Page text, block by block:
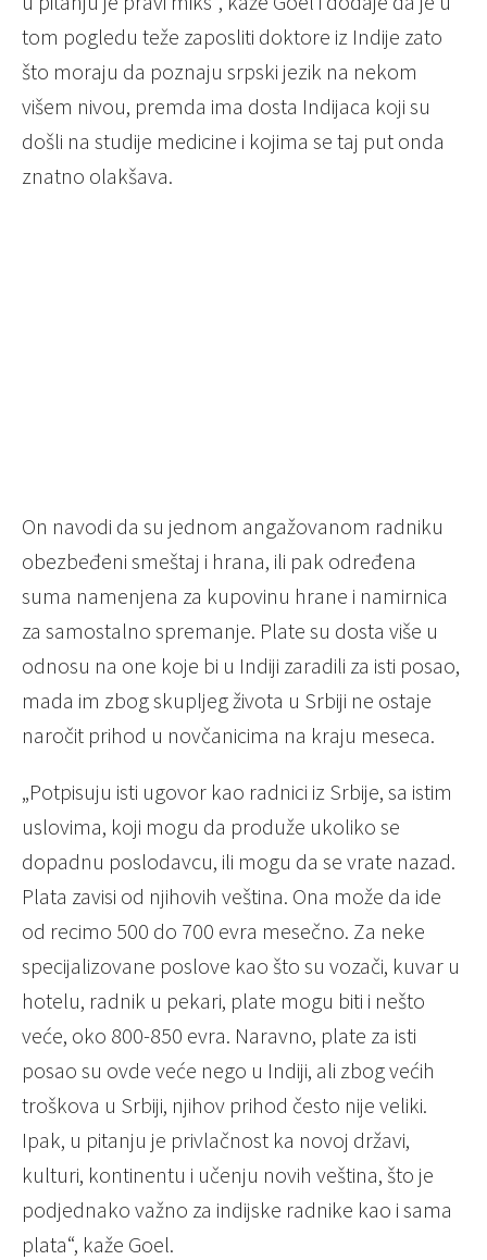
tom pogledu teže zaposliti doktore iz Indije zato
što moraju da poznaju srpski jezik na nekom
višem nivou, premda ima dosta Indijaca koji su
došli na studije medicine i kojima se taj put onda
znatno olakšava.
On navodi da su jednom angažovanom radniku
obezbeđeni smeštaj i hrana, ili pak određena
suma namenjena za kupovinu hrane i namirnica
za samostalno spremanje. Plate su dosta više u
odnosu na one koje bi u Indiji zaradili za isti posao,
mada im zbog skupljeg života u Srbiji ne ostaje
naročit prihod u novčanicima na kraju meseca.
„Potpisuju isti ugovor kao radnici iz Srbije, sa istim
uslovima, koji mogu da produže ukoliko se
dopadnu poslodavcu, ili mogu da se vrate nazad.
Plata zavisi od njihovih veština. Ona može da ide
od recimo 500 do 700 evra mesečno. Za neke
specijalizovane poslove kao što su vozači, kuvar u
hotelu, radnik u pekari, plate mogu biti i nešto
veće, oko 800-850 evra. Naravno, plate za isti
posao su ovde veće nego u Indiji, ali zbog većih
troškova u Srbiji, njihov prihod često nije veliki.
Ipak, u pitanju je privlačnost ka novoj državi,
kulturi, kontinentu i učenju novih veština, što je
podjednako važno za indijske radnike kao i sama
plata“, kaže Goel.